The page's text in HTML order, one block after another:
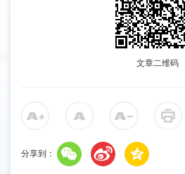
文章二维码
分享到：